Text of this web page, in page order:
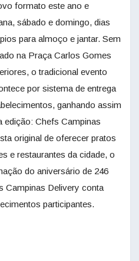
formato este ano e
sábado e domingo, dias
para almoço e jantar. Sem
na Praça Carlos Gomes
o tradicional evento
por sistema de entrega
ganhando assim
edição: Chefs Campinas
original de oferecer pratos
e restaurantes da cidade, o
do aniversário de 246
Campinas Delivery conta
participantes.